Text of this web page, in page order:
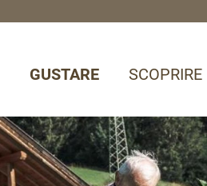
GUSTARE SCOPRIRE